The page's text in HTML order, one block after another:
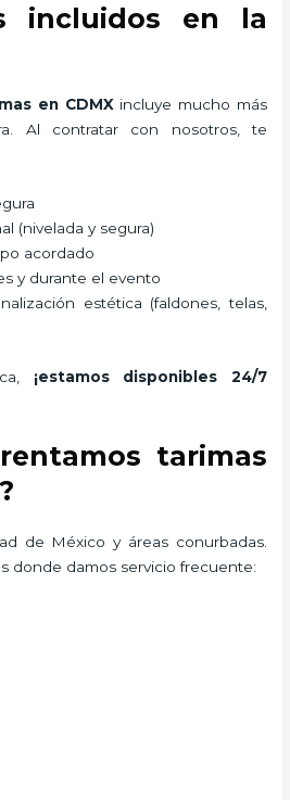
incluidos en la
en CDMXincluye mucho más
Al contratar con nosotros, te
(nivelada y segura)
acordado
y durante el evento
estética (faldones, telas,
¡estamos disponibles 24/7
tarimas
de México y áreas conurbadas.
donde damos servicio frecuente: